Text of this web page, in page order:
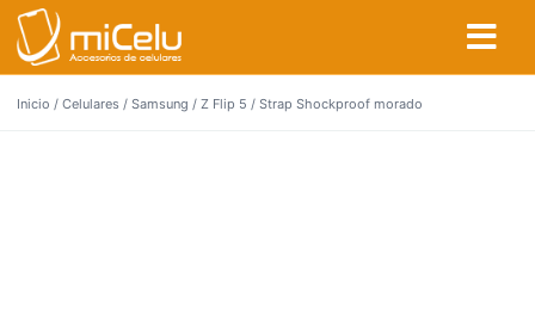
Inicio / Celulares / Samsung / Z Flip 5 / Strap Shockproof morado